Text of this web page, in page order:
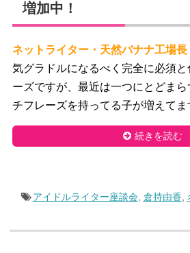
増加中！
ネットライター・天然バナナ工場長
気グラドルになるべく完全に必須
ーズですが、最近は一つにとどま
チフレーズを持ってる子が増えてま
続きを読む
アイドルライター座談会, 倉持由香